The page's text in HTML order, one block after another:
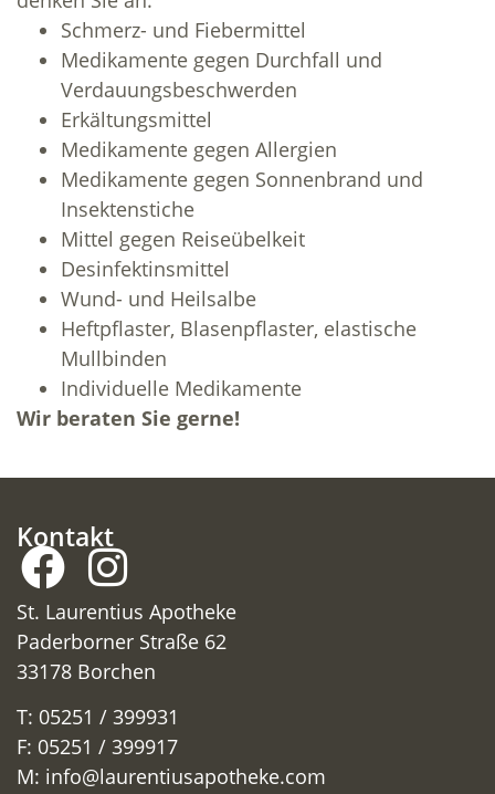
Schmerz- und Fiebermittel
Medikamente gegen Durchfall und
Verdauungsbeschwerden
Erkältungsmittel
Medikamente gegen Allergien
Medikamente gegen Sonnenbrand und
Insektenstiche
Mittel gegen Reiseübelkeit
Desinfektinsmittel
Wund- und Heilsalbe
Heftpflaster, Blasenpflaster, elastische
Mullbinden
Individuelle Medikamente
Wir beraten Sie gerne!
Kontakt
St. Laurentius Apotheke
Paderborner Straße 62
33178 Borchen
T: 05251 / 399931
F: 05251 / 399917
M: info@laurentiusapotheke.com